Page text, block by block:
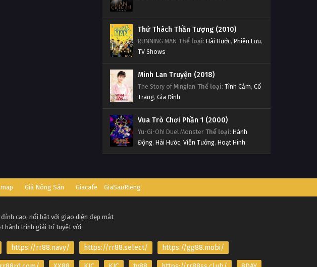
Thử Thách Thần Tượng (2010)
RUNNING MAN Thể loại: Hài Hước, Phiêu Lưu,
TV Shows
Minh Lan Truyện (2018)
The Story of Minglan Thể loại: Tình Cảm, Cổ
Trang, Gia Đình
Vua Trò Chơi Phần 1 (2000)
Yu-Gi-Oh! Duel Monster Thể loại: Hành
Động, Hài Hước, Viễn Tưởng, Hoạt Hình
Giá Nông Sản Giacafe GiaSauRieng
cao, nổi bật với giao diện đẹp mắt
hành trình giải trí tuyệt vời.
https://rr88.navy/ https://rr88.select/ https://gg88.mobi/